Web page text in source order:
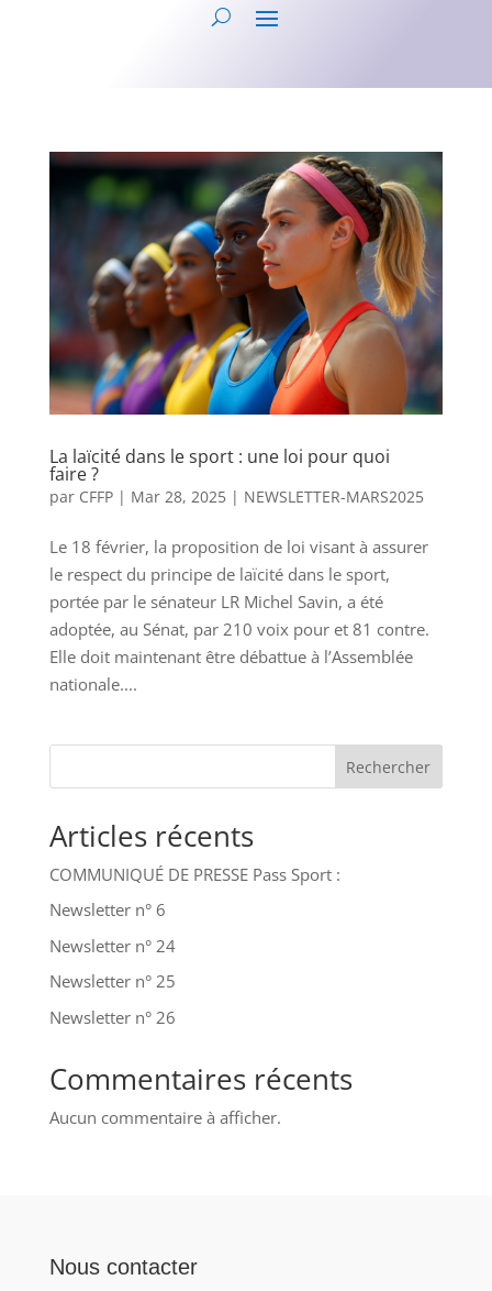
La laïcité dans le sport : une loi pour quoi
faire ?
par CFFP| Mar 28, 2025| NEWSLETTER-MARS2025
Le 18 février, la proposition de loi visant à assurer
le respect du principe de laïcité dans le sport,
portée par le sénateur LR Michel Savin, a été
adoptée, au Sénat, par 210 voix pour et 81 contre.
Elle doit maintenant être débattue à l’Assemblée
nationale....
Rechercher
Articles récents
COMMUNIQUÉ DE PRESSE Pass Sport :
Newsletter n° 6
Newsletter n° 24
Newsletter n° 25
Newsletter n° 26
Commentaires récents
Aucun commentaire à afficher.
Nous contacter